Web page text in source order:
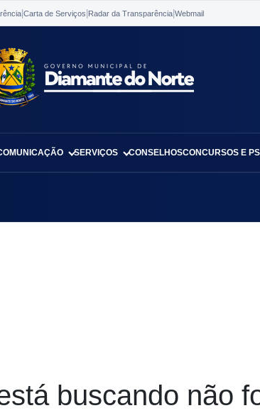
Carta de Serviços Radar da Transparência Webmail
SERVIÇOS CONSELHOSCONCURSOS E
buscando não